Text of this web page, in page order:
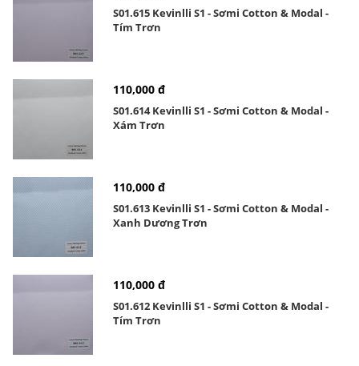
S01.615 Kevinlli S1 - Sơmi Cotton & Modal -
Tím Trơn
110,000 đ
S01.614 Kevinlli S1 - Sơmi Cotton & Modal -
Xám Trơn
110,000 đ
S01.613 Kevinlli S1 - Sơmi Cotton & Modal -
Xanh Dương Trơn
110,000 đ
S01.612 Kevinlli S1 - Sơmi Cotton & Modal -
Tím Trơn